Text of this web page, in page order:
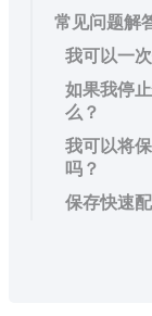
常见问题解
我可以一
如果我停
么？
我可以将
吗？
保存快速